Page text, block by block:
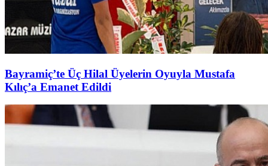
Bayramiç’te Üç Hilal Üyelerin Oyuyla Mustafa
Kılıç’a Emanet Edildi